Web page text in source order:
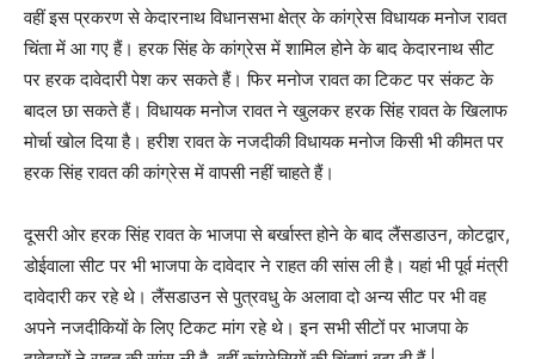
वहीं इस प्रकरण से केदारनाथ विधानसभा क्षेत्र के कांग्रेस विधायक मनोज रावत
चिंता में आ गए हैं। हरक सिंह के कांग्रेस में शामिल होने के बाद केदारनाथ सीट
पर हरक दावेदारी पेश कर सकते हैं। फिर मनोज रावत का टिकट पर संकट के
बादल छा सकते हैं। विधायक मनोज रावत ने खुलकर हरक सिंह रावत के खिलाफ
मोर्चा खोल दिया है। हरीश रावत के नजदीकी विधायक मनोज किसी भी कीमत पर
हरक सिंह रावत की कांग्रेस में वापसी नहीं चाहते हैं।
दूसरी ओर हरक सिंह रावत के भाजपा से बर्खास्त होने के बाद लैंसडाउन, कोटद्वार,
डोईवाला सीट पर भी भाजपा के दावेदार ने राहत की सांस ली है। यहां भी पूर्व मंत्री
दावेदारी कर रहे थे। लैंसडाउन से पुत्रवधु के अलावा दो अन्य सीट पर भी वह
अपने नजदीकियों के लिए टिकट मांग रहे थे। इन सभी सीटों पर भाजपा के